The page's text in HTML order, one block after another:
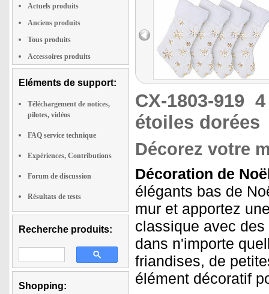
Actuels produits
Anciens produits
Tous produits
Accessoires produits
Eléments de support:
Téléchargement de notices,
pilotes, vidéos
FAQ service technique
Expériences, Contributions
Forum de discussion
Résultats de tests
Recherche produits:
Shopping:
CX-1803-919
étoiles dorées
Décorez votre
Décoration de
élégants bas de
mur et apportez
classique avec
dans n'importe
friandises, de
élément décoratif